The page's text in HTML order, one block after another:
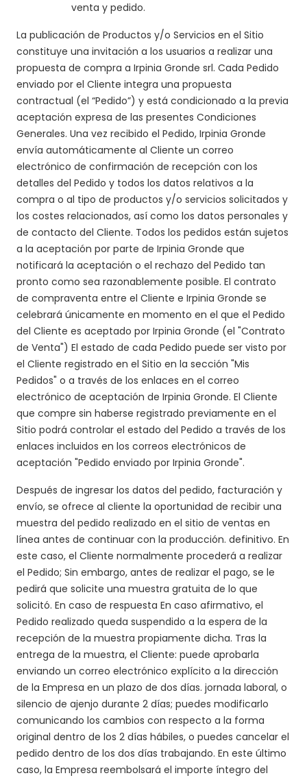
venta y pedido.
La publicación de Productos y/o Servicios en el Sitio
constituye una invitación a los usuarios a realizar una
propuesta de compra a Irpinia Gronde srl. Cada Pedido
enviado por el Cliente integra una propuesta
contractual (el “Pedido”) y está condicionado a la previa
aceptación expresa de las presentes Condiciones
Generales. Una vez recibido el Pedido, Irpinia Gronde
envía automáticamente al Cliente un correo
electrónico de confirmación de recepción con los
detalles del Pedido y todos los datos relativos a la
compra o al tipo de productos y/o servicios solicitados y
los costes relacionados, así como los datos personales y
de contacto del Cliente. Todos los pedidos están sujetos
a la aceptación por parte de Irpinia Gronde que
notificará la aceptación o el rechazo del Pedido tan
pronto como sea razonablemente posible. El contrato
de compraventa entre el Cliente e Irpinia Gronde se
celebrará únicamente en momento en el que el Pedido
del Cliente es aceptado por Irpinia Gronde (el "Contrato
de Venta") El estado de cada Pedido puede ser visto por
el Cliente registrado en el Sitio en la sección "Mis
Pedidos" o a través de los enlaces en el correo
electrónico de aceptación de Irpinia Gronde. El Cliente
que compre sin haberse registrado previamente en el
Sitio podrá controlar el estado del Pedido a través de los
enlaces incluidos en los correos electrónicos de
aceptación "Pedido enviado por Irpinia Gronde".
Después de ingresar los datos del pedido, facturación y
envío, se ofrece al cliente la oportunidad de recibir una
muestra del pedido realizado en el sitio de ventas en
línea antes de continuar con la producción. definitivo. En
este caso, el Cliente normalmente procederá a realizar
el Pedido; Sin embargo, antes de realizar el pago, se le
pedirá que solicite una muestra gratuita de lo que
solicitó. En caso de respuesta En caso afirmativo, el
Pedido realizado queda suspendido a la espera de la
recepción de la muestra propiamente dicha. Tras la
entrega de la muestra, el Cliente: puede aprobarla
enviando un correo electrónico explícito a la dirección
de la Empresa en un plazo de dos días. jornada laboral, o
silencio de ajenjo durante 2 días; puedes modificarlo
comunicando los cambios con respecto a la forma
original dentro de los 2 días hábiles, o puedes cancelar el
pedido dentro de los dos días trabajando. En este último
caso, la Empresa reembolsará el importe íntegro del